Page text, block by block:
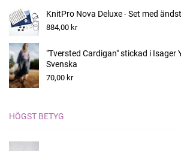
KnitPro Nova Deluxe - Set med
884,00 kr
"Tversted Cardigan" stickad i Isager
Svenska
70,00 kr
HÖGST BETYG